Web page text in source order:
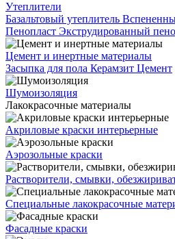
Утеплители
Базальтовый утеплитель
Пенопласт Экструдированный
Цемент и инертные материалы
Засыпка для пола Керамзит Цемент
Шумоизоляция
Лакокрасочные материалы
Акриловые краски интерьерные
Аэрозольные краски
Растворители, смывки,
Специальные лакокрасочные
Фасадные краски